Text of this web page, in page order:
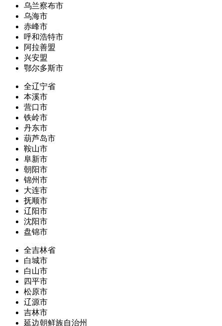
乌兰察布市
乌海市
赤峰市
呼和浩特市
阿拉善盟
兴安盟
鄂尔多斯市
全辽宁省
本溪市
营口市
铁岭市
丹东市
葫芦岛市
鞍山市
阜新市
朝阳市
锦州市
大连市
抚顺市
辽阳市
沈阳市
盘锦市
全吉林省
白城市
白山市
四平市
松原市
辽源市
吉林市
延边朝鲜族自治州